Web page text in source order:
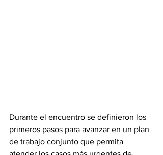
Durante el encuentro se definieron los
primeros pasos para avanzar en un plan
de trabajo conjunto que permita